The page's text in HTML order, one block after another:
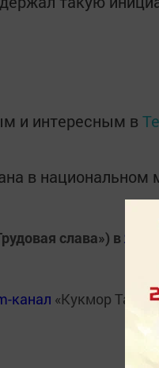
и интересным в
в
слава») в
канал «Кукмор